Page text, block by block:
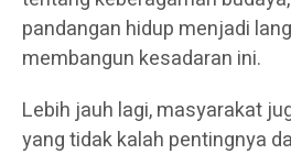
pandangan hidup menjadi
membangun kesadaran ini.
Lebih jauh lagi, masyarakat
yang tidak kalah pentingnya